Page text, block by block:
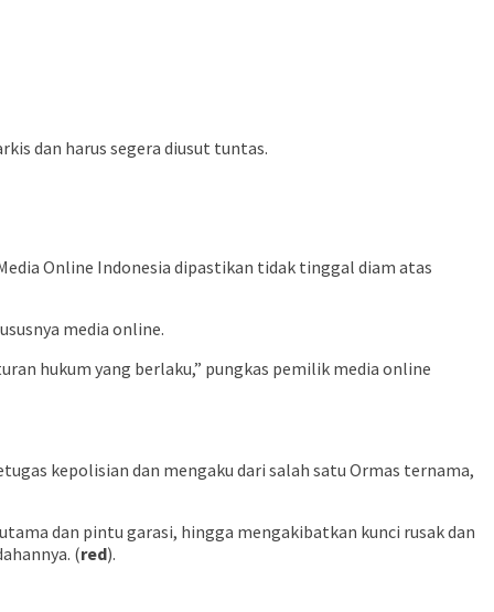
dan harus segera diusut tuntas.
Online Indonesia dipastikan tidak tinggal diam atas
media online.
hukum yang berlaku,” pungkas pemilik media online
kepolisian dan mengaku dari salah satu Ormas ternama,
dan pintu garasi, hingga mengakibatkan kunci rusak dan
(red).